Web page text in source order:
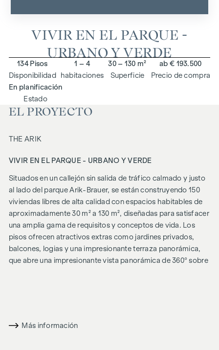
VIVIR EN EL PARQUE -
URBANO Y VERDE
Disponibilidad
134 Pisos
habitaciones
1 – 4
Superficie
30 – 130 m²
Precio de compra
ab € 193.500
Estado
En planificación
EL PROYECTO
THE ARIK
VIVIR EN EL PARQUE - URBANO Y VERDE
Situados en un callejón sin salida de tráfico calmado y justo
al lado del parque Arik-Brauer, se están construyendo 150
viviendas libres de alta calidad con espacios habitables de
aproximadamente 30 m² a 130 m², diseñadas para satisfacer
una amplia gama de requisitos y conceptos de vida. Los
pisos ofrecen atractivos extras como jardines privados,
balcones, logias y una impresionante terraza panorámica,
que abre una impresionante vista panorámica de 360° sobre
suministro de energía sostenible y eficiente. Aquí vivirá con
Más información